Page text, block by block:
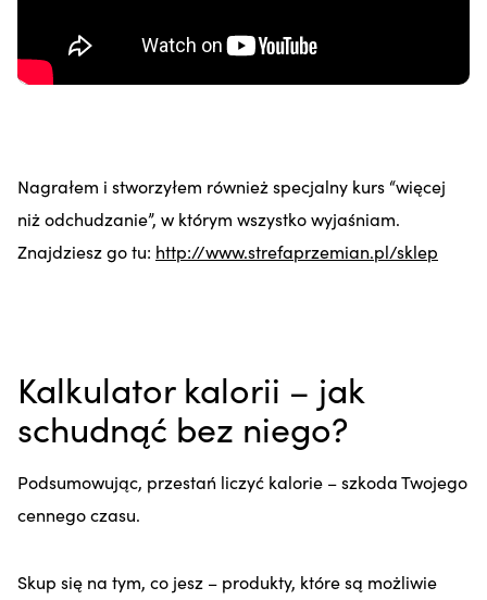
Nagrałem i stworzyłem również specjalny kurs “więcej
niż odchudzanie”, w którym wszystko wyjaśniam.
Znajdziesz go tu: http://www.strefaprzemian.pl/sklep
Kalkulator kalorii – jak
schudnąć bez niego?
Podsumowując, przestań liczyć kalorie – szkoda Twojego
cennego czasu.
Skup się na tym, co jesz – produkty, które są możliwie